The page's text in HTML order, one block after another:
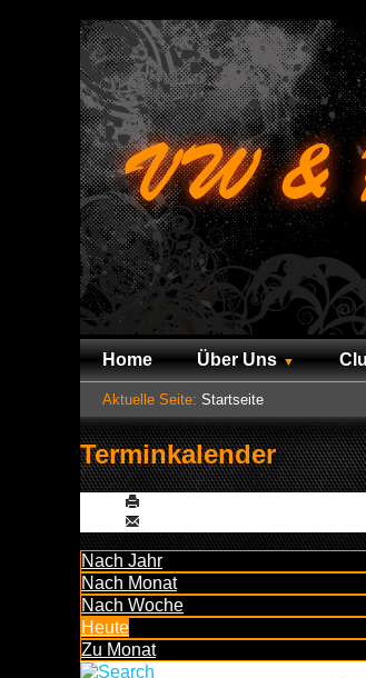
Home Über Uns
Aktuelle Seite: Startseite
Terminkalender
Nach Jahr
Nach Monat
Nach Woche
Heute
Zu Monat